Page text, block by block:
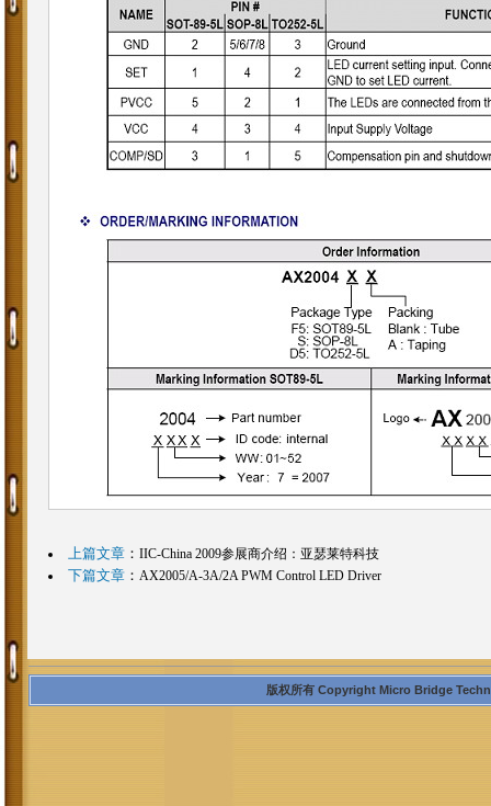
上篇文章： IIC-China 2009参展商介绍：亚瑟莱特科技
下篇文章： AX2005/A-3A/2A PWM Control LED Driver
版权所有 Copyright Micro Bridge